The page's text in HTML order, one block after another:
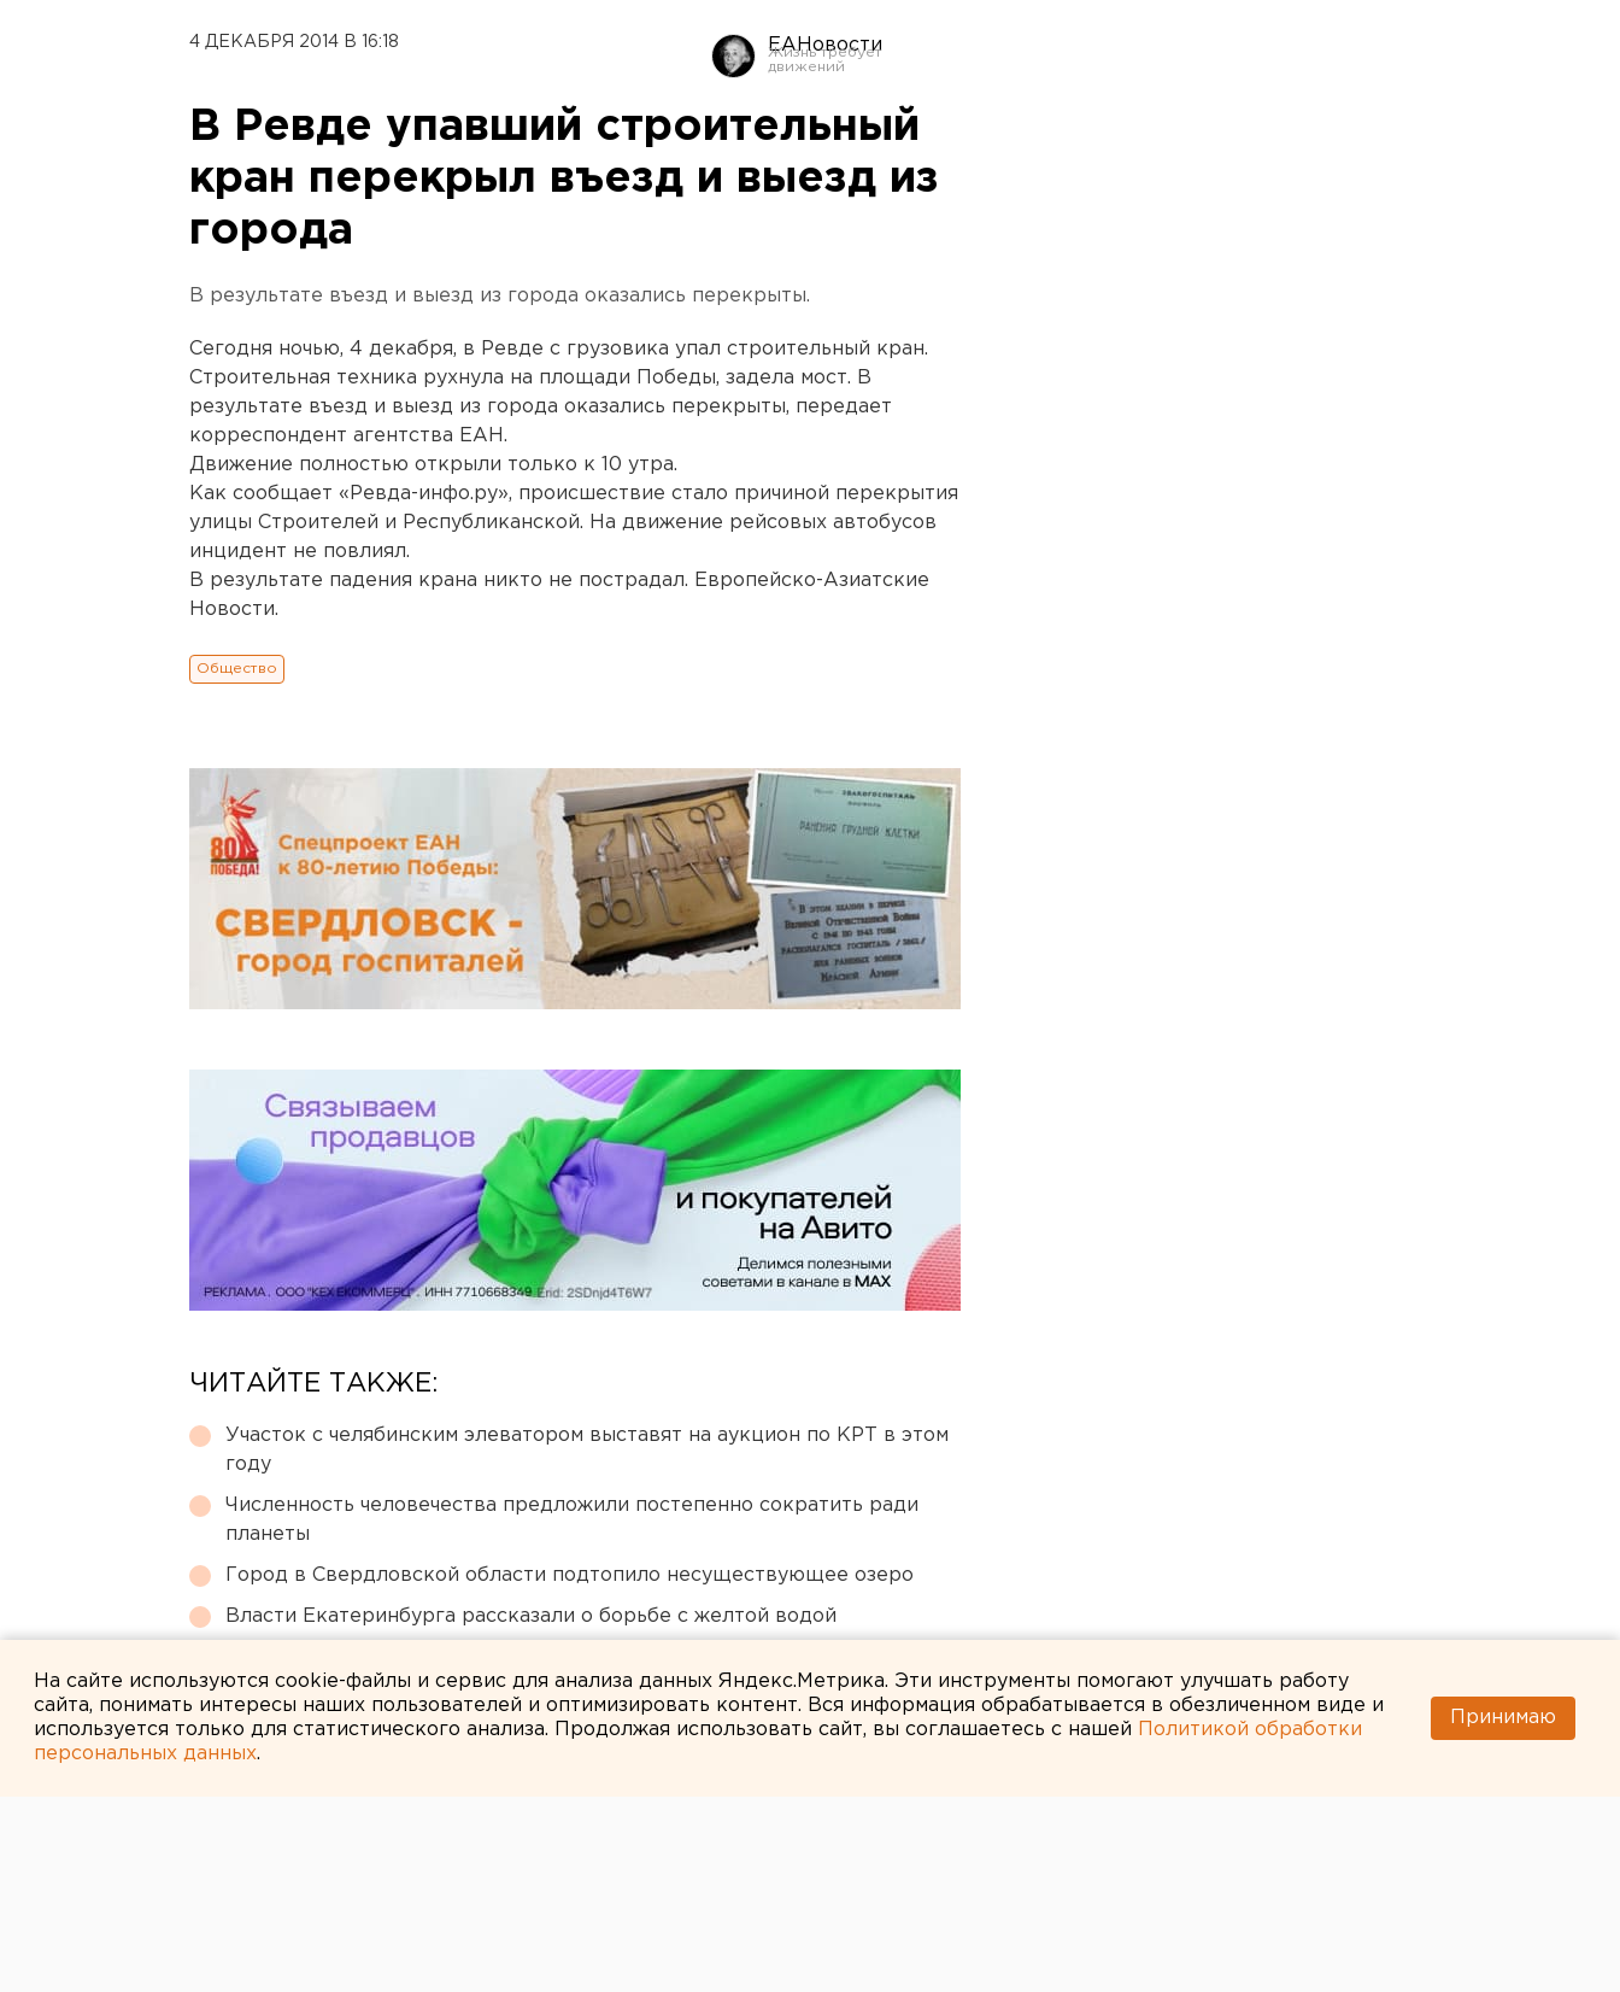
4 ДЕКАБРЯ 2014 В 16:18 ЕАНовости
В Ревде упавший строительный
кран перекрыл въезд и выезд из
города
В результате въезд и выезд из города оказались перекрыты.
Сегодня ночью, 4 декабря, в Ревде с грузовика упал строительный кран.
Строительная техника рухнула на площади Победы, задела мост. В
результате въезд и выезд из города оказались перекрыты, передает
корреспондент агентства ЕАН.
Движение полностью открыли только к 10 утра.
Как сообщает «Ревда-инфо.ру», происшествие стало причиной перекрытия
улицы Строителей и Республиканской. На движение рейсовых автобусов
инцидент не повлиял.
В результате падения крана никто не пострадал. Европейско-Азиатские
Новости.
Общество
ЧИТАЙТЕ ТАКЖЕ:
Участок с челябинским элеватором выставят на аукцион по КРТ в этом
году
Численность человечества предложили постепенно сократить ради
планеты
Город в Свердловской области подтопило несуществующее озеро
Власти Екатеринбурга рассказали о борьбе с желтой водой
На сайте используются cookie-файлы и сервис для анализа данных Яндекс.Метрика. Эти инструменты помогают улучшать работу
сайта, понимать интересы наших пользователей и оптимизировать контент. Вся информация обрабатывается в обезличенном виде и
используется только для статистического анализа. Продолжая использовать сайт, вы соглашаетесь с нашей
Политикой обработки
персональных данных.
Принимаю